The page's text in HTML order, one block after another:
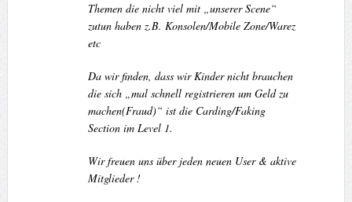
Themen die nicht viel mit „unserer Scene“
zutun haben z.B. Konsolen/Mobile Zone/Warez
etc
Da wir finden, dass wir Kinder nicht brauchen
die sich „mal schnell registrieren um Geld zu
machen(Fraud)“ ist die Carding/Faking
Section im Level 1.
Wir freuen uns über jeden neuen User & aktive
Mitglieder !